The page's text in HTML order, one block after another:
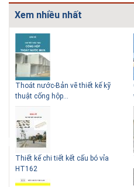
Những ngôi nhà một tầng ít
tiền vẫn đẹp
Xem nhiều nhất
vẽ thiết kế kỹ
kết cấu bó vỉa
Các bảng tính
Thiết kế kè đá